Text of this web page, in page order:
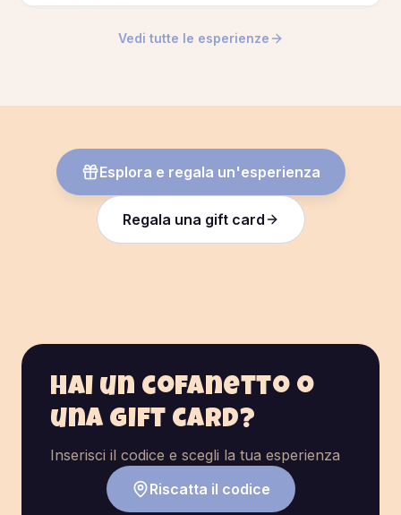
Vedi tutte le esperienze
Esplora e regala un'esperienza
Regala una gift card
Hai un cofanetto o
una gift card?
Inserisci il codice e scegli la tua esperienza
Riscatta il codice